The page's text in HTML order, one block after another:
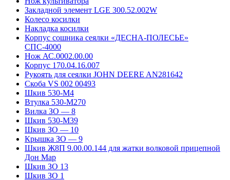
Закладной элемент LGE 300.52.002W
Колесо косилки
Накладка косилки
Корпус сошника сеялки «ДЕСНА-ПОЛЕСЬЕ»
СПС-4000
Нож АС.0002.00.00
Корпус 170.04.16.007
Рукоять для сеялки JOHN DEERE AN281642
Скоба VS 002 00493
Шкив 530-М4
Втулка 530-М270
Вилка ЗО — 8
Шкив 530-М39
Шкив ЗО — 10
Крышка ЗО — 9
Шкив Ж8П 9.00.00.144 для жатки волковой прицепной
Дон Мар
Шкив ЗО 13
Шкив ЗО 1